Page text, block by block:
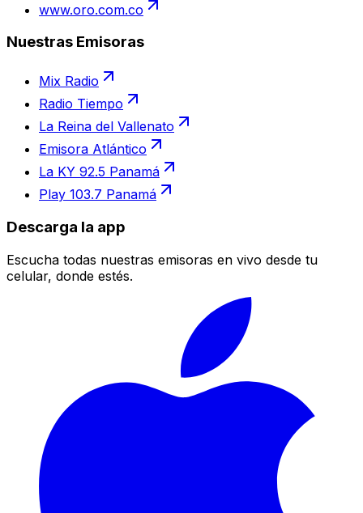
www.oro.com.co
Nuestras Emisoras
Mix Radio
Radio Tiempo
La Reina del Vallenato
Emisora Atlántico
La KY 92.5 Panamá
Play 103.7 Panamá
Descarga la app
Escucha todas nuestras emisoras en vivo desde tu
celular, donde estés.